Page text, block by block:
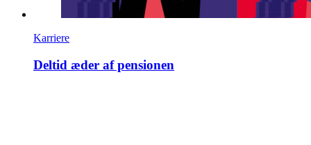
Karriere
Deltid æder af pensionen